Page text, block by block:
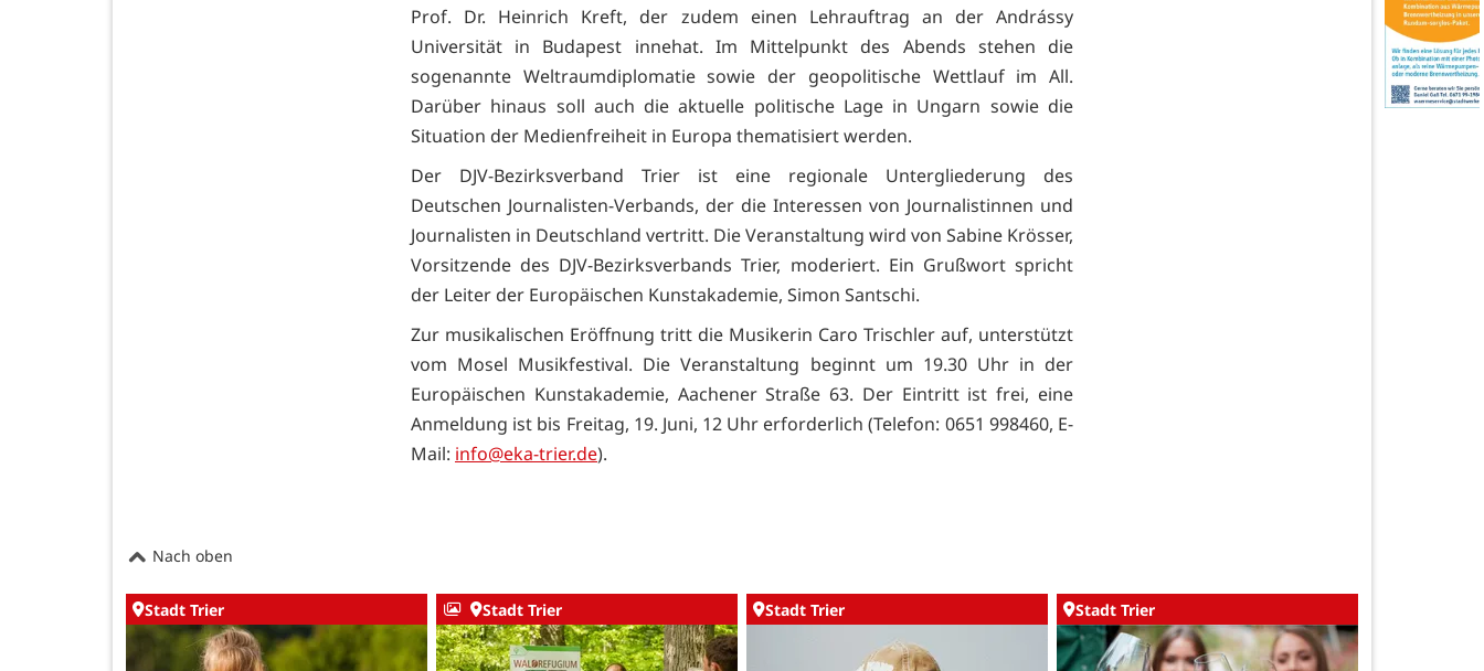
Prof. Dr. Heinrich Kreft, der zudem einen Lehrauftrag an der Andrássy
Universität in Budapest innehat. Im Mittelpunkt des Abends stehen die
sogenannte Weltraumdiplomatie sowie der geopolitische Wettlauf im All.
Darüber hinaus soll auch die aktuelle politische Lage in Ungarn sowie die
Situation der Medienfreiheit in Europa thematisiert werden.
Der DJV-Bezirksverband Trier ist eine regionale Untergliederung des
Deutschen Journalisten-Verbands, der die Interessen von Journalistinnen und
Journalisten in Deutschland vertritt. Die Veranstaltung wird von Sabine Krösser,
Vorsitzende des DJV-Bezirksverbands Trier, moderiert. Ein Grußwort spricht
der Leiter der Europäischen Kunstakademie, Simon Santschi.
Zur musikalischen Eröffnung tritt die Musikerin Caro Trischler auf, unterstützt
vom Mosel Musikfestival. Die Veranstaltung beginnt um 19.30 Uhr in der
Europäischen Kunstakademie, Aachener Straße 63. Der Eintritt ist frei, eine
Anmeldung ist bis Freitag, 19. Juni, 12 Uhr erforderlich (Telefon: 0651 998460, E-
Mail: info@eka-trier.de).
Nach oben
Stadt Trier Stadt Trier Stadt Trier Stadt Trier